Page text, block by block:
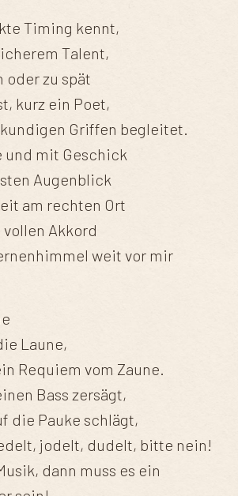
Timing kennt,
Talent,
oder zu spät
kurz ein Poet,
Griffen begleitet.
und mit Geschick
Augenblick
am rechten Ort
Akkord
weit vor mir
Laune,
Requiem vom Zaune.
Bass zersägt,
die Pauke schlägt,
jodelt, dudelt, bitte nein!
dann muss es ein